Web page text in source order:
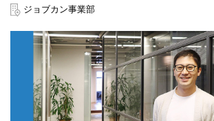
ジョブカン事業部